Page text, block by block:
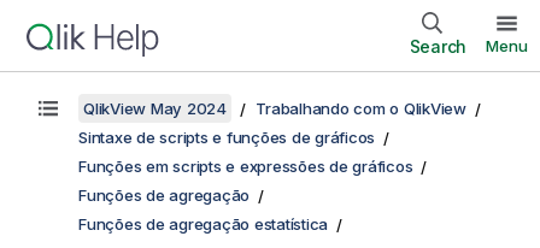
Search Menu
QlikView May 2024
Trabalhando com o QlikView
Sintaxe de scripts e funções de gráficos
Funções em scripts e expressões de gráficos
Funções de agregação
Funções de agregação estatística